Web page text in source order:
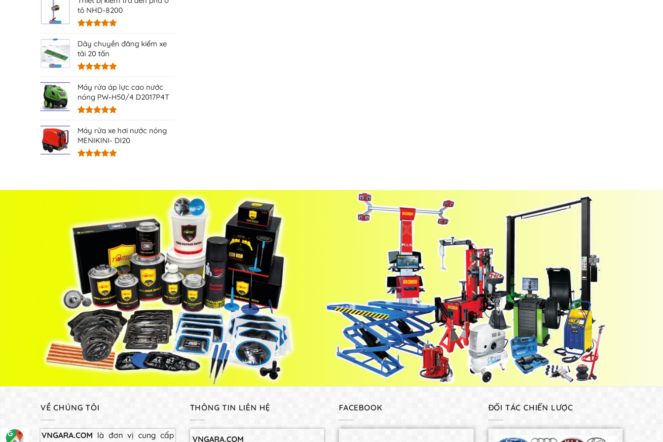
5 sao
tô NHD-8200
hạng5.00
5 sao
Dây chuyền đăng kiểm xe
tải 20 tấn
hạng5.00
5 sao
Máy rửa áp lực cao nước
nóng PW-H50/4 D2017P4T
hạng5.00
5 sao
Máy rửa xe hơi nước nóng
MENIKINI- DI20
VỀ CHÚNG TÔI
VNGARA.COM là đơn vị cung cấp
THÔNG TIN LIÊN HỆ
VNGARA.COM
FACEBOOK ĐỐI TÁC CHIẾN LƯỢC